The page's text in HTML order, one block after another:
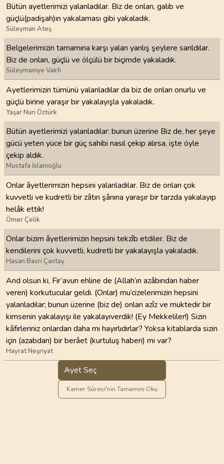
Bütün ayetlerimizi yalanladılar. Biz de onları, galib ve
güçlü(padişah)ın yakalaması gibi yakaladık.
Süleyman Ateş
Belgelerimizin tamamına karşı yalan yanlış şeylere sarıldılar.
Biz de onları, güçlü ve ölçülü bir biçimde yakaladık.
Süleymaniye Vakfı
Ayetlerimizin tümünü yalanladılar da biz de onları onurlu ve
güçlü birine yaraşır bir yakalayışla yakaladık.
Yaşar Nuri Öztürk
Bütün ayetlerimizi yalanladılar: bunun üzerine Biz de, her şeye
gücü yeten yüce bir güç sahibi nasıl çekip alırsa, işte öyle
çekip aldık.
Mustafa İslamoğlu
Onlar âyetlerimizin hepsini yalanladılar. Biz de onları çok
kuvvetli ve kudretli bir zâtın şânına yaraşır bir tarzda yakalayıp
helâk ettik!
Ömer Çelik
Onlar bizim âyetlerimizin hepsini tekzîb etdiler. Biz de
kendilerini çok kuvvetli, kudretli bir yakalayışla yakaladık.
Hasan Basri Çantay
And olsun ki, Fir‘avun ehline de (Allah’ın azâbından haber
veren) korkutucular geldi. (Onlar) mu‘cizelerimizin hepsini
yalanladılar; bunun üzerine (biz de) onları azîz ve muktedir bir
kimsenin yakalayışı ile yakalayıverdik! (Ey Mekkeliler!) Sizin
kâfirleriniz onlardan daha mı hayırlıdırlar? Yoksa kitablarda sizin
için (azabdan) bir berâet (kurtuluş haberi) mi var?
Hayrat Neşriyat
Ayet Seç
Kamer Sûresi'nin Tamamını Oku